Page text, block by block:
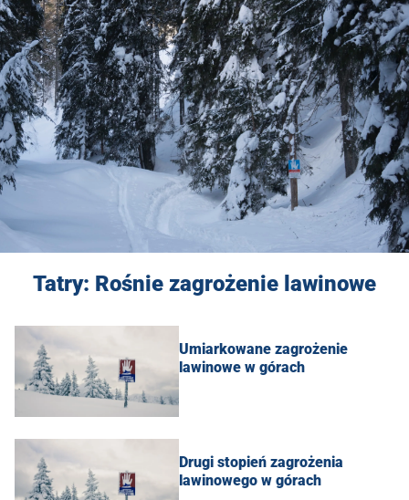
Tatry: Rośnie zagrożenie lawinowe
Umiarkowane zagrożenie
lawinowe w górach
Drugi stopień zagrożenia
lawinowego w górach